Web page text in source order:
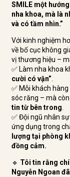
SMILE một
nha khoa, mà là
và có tầm nhìn.”
Với kinh nghiệm
về bố cục không
vị thương hiệu –
✅ Làm nha khoa
cười có vận”
✅ Mỗi khách
sóc răng – mà
tin từ bên trong
✅ Đội ngũ nhân
ứng dụng trong
lượng tại phòng
đồng cảm.
🔹 Tôi tin rằng
Nguyễn Ngoan